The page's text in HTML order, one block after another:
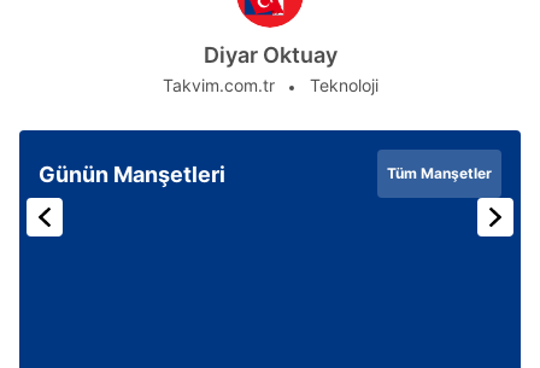
Diyar Oktuay
Takvim.com.tr Teknoloji
Günün Manşetleri Tüm Manşetler